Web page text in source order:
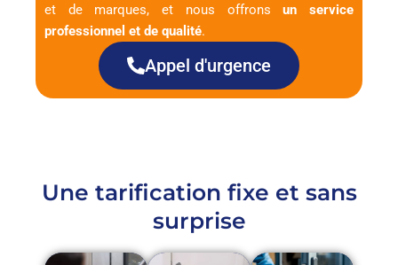
et de marques, et nous offronsun service
professionnel et de qualité.
Appel d'urgence
Une tarification fixe et sans
surprise